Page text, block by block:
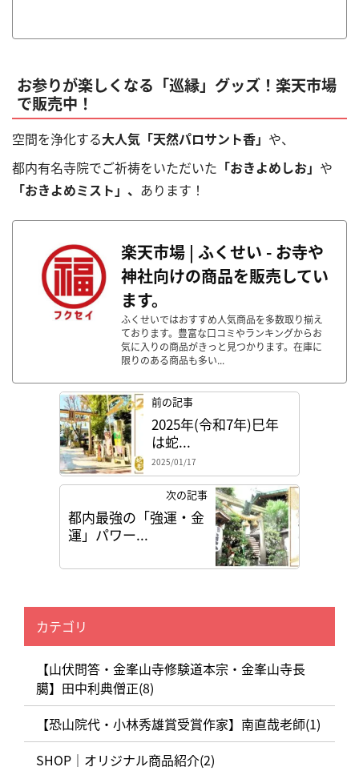
お参りが楽しくなる「巡縁」グッズ！楽天市場
で販売中！
空間を浄化する大人気「天然パロサント香」 や、
都内有名寺院でご祈祷をいただいた 「おきよめしお」 や
「おきよめミスト」、 あります！
楽天市場 | ふくせい - お寺や
神社向けの商品を販売してい
ます。
ふくせいではおすすめ人気商品を多数取り揃え
ております。豊富な口コミやランキングからお
気に入りの商品がきっと見つかります。在庫に
限りのある商品も多い...
前の記事
2025年(令和7年)巳年
は蛇...
2025/01/17
次の記事
都内最強の「強運・金
運」パワー...
カテゴリ
【山伏問答・金峯山寺修験道本宗・金峯山寺長
臈】田中利典僧正(8)
【恐山院代・小林秀雄賞受賞作家】南直哉老師(1)
SHOP｜オリジナル商品紹介(2)